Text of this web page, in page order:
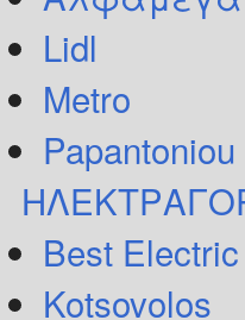
Lidl
Metro
Best Electric
Kotsovolos